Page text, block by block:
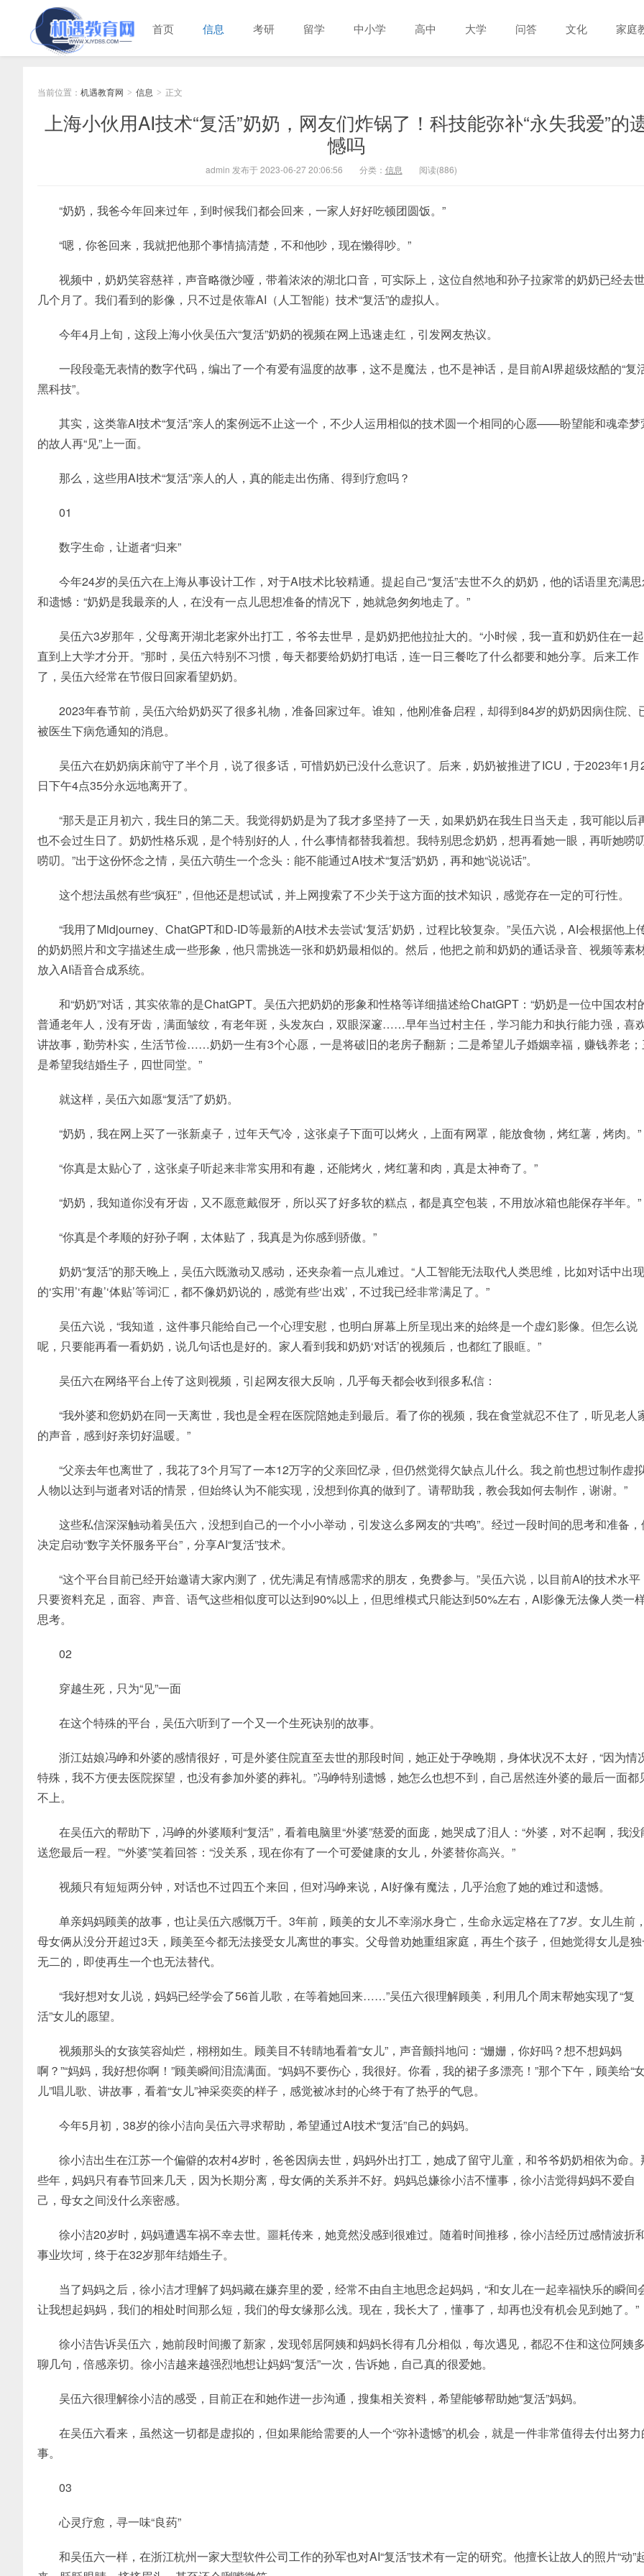
首页 信息 考研 留学 中小学 高中 大学 问答 文化 家庭
当前位置： 机遇教育网 > 信息 > 正文
上海小伙用AI技术“复活”奶奶，网友们炸锅了！科技能弥补“永失我爱”的
憾吗
admin 发布于 2023-06-27 20:06:56 分类： 信息 阅读(886)
“奶奶，我爸今年回来过年，到时候我们都会回来，一家人好好吃顿团圆饭。”
“嗯，你爸回来，我就把他那个事情搞清楚，不和他吵，现在懒得吵。”
视频中，奶奶笑容慈祥，声音略微沙哑，带着浓浓的湖北口音，可实际上，这位自然地和孙子拉家常的奶奶已经去
几个月了。我们看到的影像，只不过是依靠AI（人工智能）技术“复活”的虚拟人。
今年4月上旬，这段上海小伙吴伍六“复活”奶奶的视频在网上迅速走红，引发网友热议。
一段段毫无表情的数字代码，编出了一个有爱有温度的故事，这不是魔法，也不是神话，是目前AI界超级炫酷的“复
黑科技”。
其实，这类靠AI技术“复活”亲人的案例远不止这一个，不少人运用相似的技术圆一个相同的心愿——盼望能和魂牵梦
的故人再“见”上一面。
那么，这些用AI技术“复活”亲人的人，真的能走出伤痛、得到疗愈吗？
01
数字生命，让逝者“归来”
今年24岁的吴伍六在上海从事设计工作，对于AI技术比较精通。提起自己“复活”去世不久的奶奶，他的话语里充满
和遗憾：“奶奶是我最亲的人，在没有一点儿思想准备的情况下，她就急匆匆地走了。”
吴伍六3岁那年，父母离开湖北老家外出打工，爷爷去世早，是奶奶把他拉扯大的。“小时候，我一直和奶奶住在一起
直到上大学才分开。”那时，吴伍六特别不习惯，每天都要给奶奶打电话，连一日三餐吃了什么都要和她分享。后来工作
了，吴伍六经常在节假日回家看望奶奶。
2023年春节前，吴伍六给奶奶买了很多礼物，准备回家过年。谁知，他刚准备启程，却得到84岁的奶奶因病住院、
被医生下病危通知的消息。
吴伍六在奶奶病床前守了半个月，说了很多话，可惜奶奶已没什么意识了。后来，奶奶被推进了ICU，于2023年1月
日下午4点35分永远地离开了。
“那天是正月初六，我生日的第二天。我觉得奶奶是为了我才多坚持了一天，如果奶奶在我生日当天走，我可能以后
也不会过生日了。奶奶性格乐观，是个特别好的人，什么事情都替我着想。我特别思念奶奶，想再看她一眼，再听她唠
唠叨。”出于这份怀念之情，吴伍六萌生一个念头：能不能通过AI技术“复活”奶奶，再和她“说说话”。
这个想法虽然有些“疯狂”，但他还是想试试，并上网搜索了不少关于这方面的技术知识，感觉存在一定的可行性。
“我用了Midjourney、ChatGPT和D-ID等最新的AI技术去尝试‘复活’奶奶，过程比较复杂。”吴伍六说，AI会根据他上
的奶奶照片和文字描述生成一些形象，他只需挑选一张和奶奶最相似的。然后，他把之前和奶奶的通话录音、视频等素
放入AI语音合成系统。
和“奶奶”对话，其实依靠的是ChatGPT。吴伍六把奶奶的形象和性格等详细描述给ChatGPT：“奶奶是一位中国农村
普通老年人，没有牙齿，满面皱纹，有老年斑，头发灰白，双眼深邃……早年当过村主任，学习能力和执行能力强，喜
讲故事，勤劳朴实，生活节俭……奶奶一生有3个心愿，一是将破旧的老房子翻新；二是希望儿子婚姻幸福，赚钱养老；
是希望我结婚生子，四世同堂。”
就这样，吴伍六如愿“复活”了奶奶。
“奶奶，我在网上买了一张新桌子，过年天气冷，这张桌子下面可以烤火，上面有网罩，能放食物，烤红薯，烤肉。”
“你真是太贴心了，这张桌子听起来非常实用和有趣，还能烤火，烤红薯和肉，真是太神奇了。”
“奶奶，我知道你没有牙齿，又不愿意戴假牙，所以买了好多软的糕点，都是真空包装，不用放冰箱也能保存半年。”
“你真是个孝顺的好孙子啊，太体贴了，我真是为你感到骄傲。”
奶奶“复活”的那天晚上，吴伍六既激动又感动，还夹杂着一点儿难过。“人工智能无法取代人类思维，比如对话中出现
的‘实用’‘有趣’‘体贴’等词汇，都不像奶奶说的，感觉有些‘出戏’，不过我已经非常满足了。”
吴伍六说，“我知道，这件事只能给自己一个心理安慰，也明白屏幕上所呈现出来的始终是一个虚幻影像。但怎么说
呢，只要能再看一看奶奶，说几句话也是好的。家人看到我和奶奶‘对话’的视频后，也都红了眼眶。”
吴伍六在网络平台上传了这则视频，引起网友很大反响，几乎每天都会收到很多私信：
“我外婆和您奶奶在同一天离世，我也是全程在医院陪她走到最后。看了你的视频，我在食堂就忍不住了，听见老人
的声音，感到好亲切好温暖。”
“父亲去年也离世了，我花了3个月写了一本12万字的父亲回忆录，但仍然觉得欠缺点儿什么。我之前也想过制作虚
人物以达到与逝者对话的情景，但始终认为不能实现，没想到你真的做到了。请帮助我，教会我如何去制作，谢谢。”
这些私信深深触动着吴伍六，没想到自己的一个小小举动，引发这么多网友的“共鸣”。经过一段时间的思考和准备
决定启动“数字关怀服务平台”，分享AI“复活”技术。
“这个平台目前已经开始邀请大家内测了，优先满足有情感需求的朋友，免费参与。”吴伍六说，以目前AI的技术水平
只要资料充足，面容、声音、语气这些相似度可以达到90%以上，但思维模式只能达到50%左右，AI影像无法像人类一
思考。
02
穿越生死，只为“见”一面
在这个特殊的平台，吴伍六听到了一个又一个生死诀别的故事。
浙江姑娘冯峥和外婆的感情很好，可是外婆住院直至去世的那段时间，她正处于孕晚期，身体状况不太好，“因为情
特殊，我不方便去医院探望，也没有参加外婆的葬礼。”冯峥特别遗憾，她怎么也想不到，自己居然连外婆的最后一面都
不上。
在吴伍六的帮助下，冯峥的外婆顺利“复活”，看着电脑里“外婆”慈爱的面庞，她哭成了泪人：“外婆，对不起啊，我没
送您最后一程。”“外婆”笑着回答：“没关系，现在你有了一个可爱健康的女儿，外婆替你高兴。”
视频只有短短两分钟，对话也不过四五个来回，但对冯峥来说，AI好像有魔法，几乎治愈了她的难过和遗憾。
单亲妈妈顾美的故事，也让吴伍六感慨万千。3年前，顾美的女儿不幸溺水身亡，生命永远定格在了7岁。女儿生前，
母女俩从没分开超过3天，顾美至今都无法接受女儿离世的事实。父母曾劝她重组家庭，再生个孩子，但她觉得女儿是
无二的，即使再生一个也无法替代。
“我好想对女儿说，妈妈已经学会了56首儿歌，在等着她回来……”吴伍六很理解顾美，利用几个周末帮她实现了“复
活”女儿的愿望。
视频那头的女孩笑容灿烂，栩栩如生。顾美目不转睛地看着“女儿”，声音颤抖地问：“姗姗，你好吗？想不想妈妈
啊？”“妈妈，我好想你啊！”顾美瞬间泪流满面。“妈妈不要伤心，我很好。你看，我的裙子多漂亮！”那个下午，顾美给“
儿”唱儿歌、讲故事，看着“女儿”神采奕奕的样子，感觉被冰封的心终于有了热乎的气息。
今年5月初，38岁的徐小洁向吴伍六寻求帮助，希望通过AI技术“复活”自己的妈妈。
徐小洁出生在江苏一个偏僻的农村4岁时，爸爸因病去世，妈妈外出打工，她成了留守儿童，和爷爷奶奶相依为命。
些年，妈妈只有春节回来几天，因为长期分离，母女俩的关系并不好。妈妈总嫌徐小洁不懂事，徐小洁觉得妈妈不爱自
己，母女之间没什么亲密感。
徐小洁20岁时，妈妈遭遇车祸不幸去世。噩耗传来，她竟然没感到很难过。随着时间推移，徐小洁经历过感情波折
事业坎坷，终于在32岁那年结婚生子。
当了妈妈之后，徐小洁才理解了妈妈藏在嫌弃里的爱，经常不由自主地思念起妈妈，“和女儿在一起幸福快乐的瞬间
让我想起妈妈，我们的相处时间那么短，我们的母女缘那么浅。现在，我长大了，懂事了，却再也没有机会见到她了。”
徐小洁告诉吴伍六，她前段时间搬了新家，发现邻居阿姨和妈妈长得有几分相似，每次遇见，都忍不住和这位阿姨多
聊几句，倍感亲切。徐小洁越来越强烈地想让妈妈“复活”一次，告诉她，自己真的很爱她。
吴伍六很理解徐小洁的感受，目前正在和她作进一步沟通，搜集相关资料，希望能够帮助她“复活”妈妈。
在吴伍六看来，虽然这一切都是虚拟的，但如果能给需要的人一个“弥补遗憾”的机会，就是一件非常值得去付出努力
事。
03
心灵疗愈，寻一味“良药”
和吴伍六一样，在浙江杭州一家大型软件公司工作的孙军也对AI“复活”技术有一定的研究。他擅长让故人的照片“动”